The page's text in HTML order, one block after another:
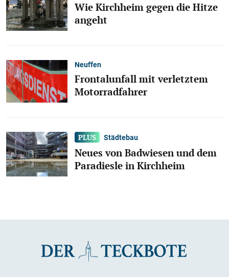
Wie Kirchheim gegen die Hitze
angeht
Neuffen
Frontalunfall mit verletztem
Motorradfahrer
Städtebau
Neues von Badwiesen und dem
Paradiesle in Kirchheim